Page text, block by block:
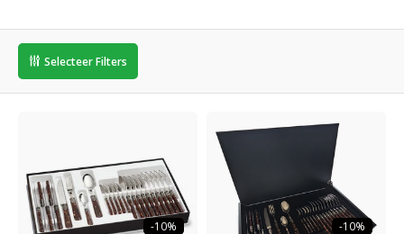
Selecteer Filters
-10% -10%